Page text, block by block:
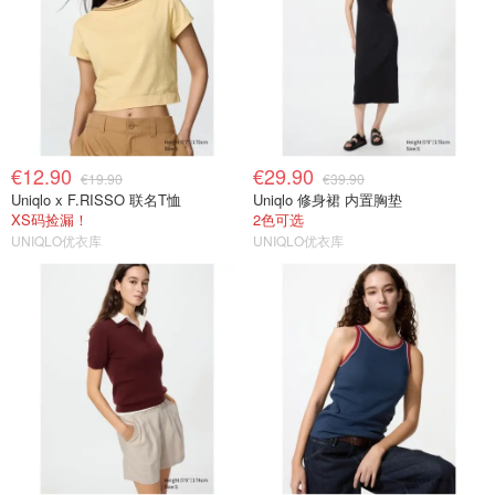
€12.90 €19.90
Uniqlo x F.RISSO 联名T恤
XS码捡漏！
UNIQLO优衣库
€29.90 €39.90
Uniqlo 修身裙 内置胸垫
2色可选
UNIQLO优衣库